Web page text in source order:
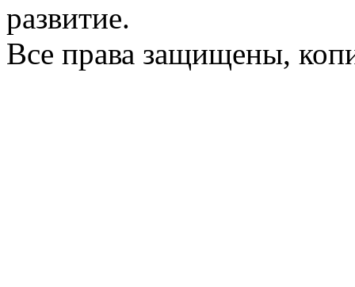
развитие.
Все права защищены,